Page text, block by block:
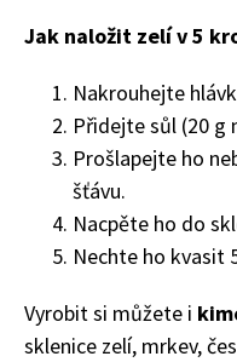
65 Kč
Objednat >
Jak naložit zelí v 5
Nakrouhejte
Přidejte sůl (20 g
Prošlapejte ho
šťávu.
Nacpěte ho do
Nechte ho kvasit
Vyrobit si můžete i
sklenice zelí, mrkev,